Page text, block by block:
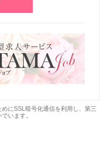
にSSL暗号化通信を利用し、第三
います。